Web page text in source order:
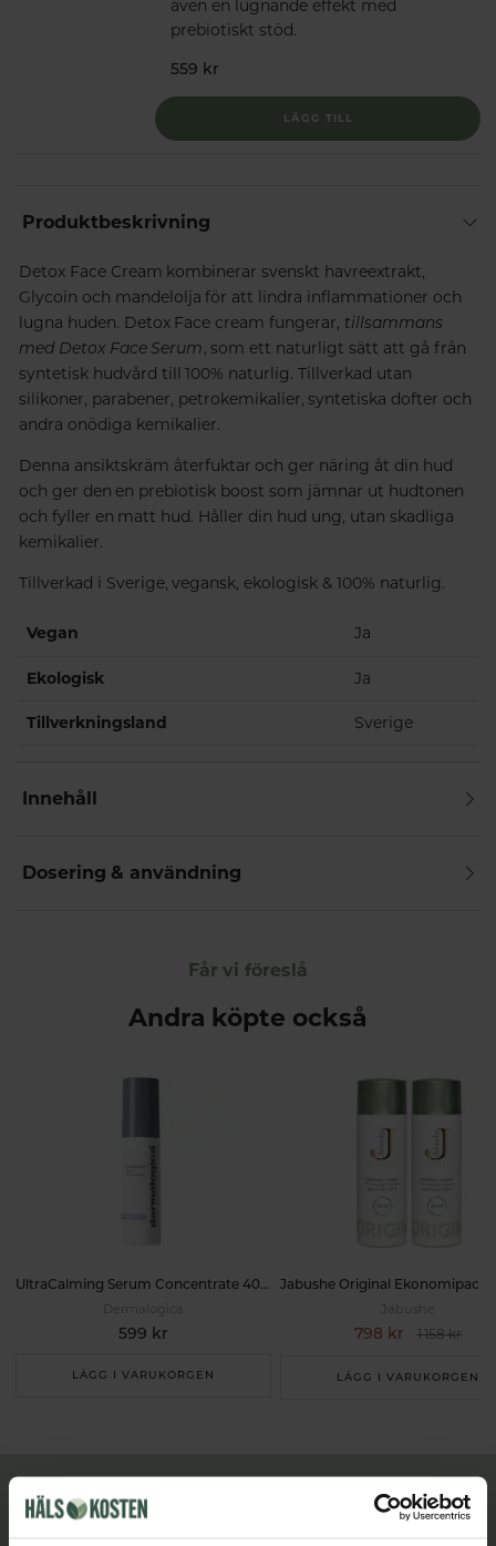
även en lugnande effekt med
prebiotiskt stöd.
559 kr
LÄGG TILL
Produktbeskrivning
Detox Face Cream kombinerar svenskt havreextrakt,
Glycoin och mandelolja för att lindra inflammationer och
lugna huden. Detox Face cream fungerar, tillsammans
med Detox Face Serum, som ett naturligt sätt att gå från
syntetisk hudvård till 100% naturlig. Tillverkad utan
silikoner, parabener, petrokemikalier, syntetiska dofter och
andra onödiga kemikalier.
Denna ansiktskräm återfuktar och ger näring åt din hud
och ger den en prebiotisk boost som jämnar ut hudtonen
och fyller en matt hud. Håller din hud ung, utan skadliga
kemikalier.
Tillverkad i Sverige, vegansk, ekologisk & 100% naturlig.
Vegan Ja
Ekologisk Ja
Tillverkningsland Sverige
Innehåll
Dosering & användning
Får vi föreslå
Andra köpte också
UltraCalming Serum Concentrate 40ml
599 kr
LÄGG I VARUKORGEN
798 kr 1 158 kr
LÄGG I VARUKORGEN